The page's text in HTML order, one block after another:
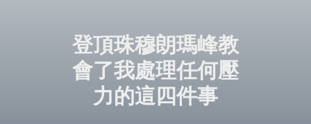
登頂珠穆朗瑪峰教
會了我處理任何壓
力的這四件事